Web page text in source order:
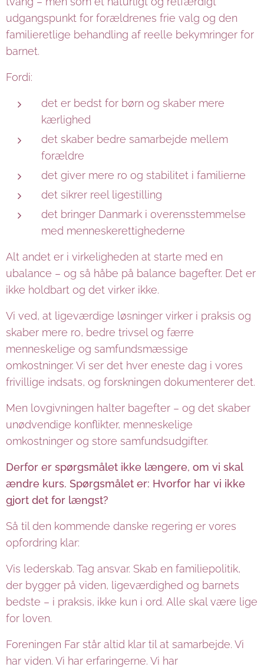
udgangspunkt for forældrenes frie valg og den
familieretlige behandling af reelle bekymringer for
barnet.
Fordi:
det er bedst for børn og skaber mere
kærlighed
det skaber bedre samarbejde mellem
forældre
det giver mere ro og stabilitet i familierne
det sikrer reel ligestilling
det bringer Danmark i overensstemmelse
med menneskerettighederne
Alt andet er i virkeligheden at starte med en
ubalance – og så håbe på balance bagefter. Det er
ikke holdbart og det virker ikke.
Vi ved, at ligeværdige løsninger virker i praksis og
skaber mere ro, bedre trivsel og færre
menneskelige og samfundsmæssige
omkostninger. Vi ser det hver eneste dag i vores
frivillige indsats, og forskningen dokumenterer det.
Men lovgivningen halter bagefter – og det skaber
unødvendige konflikter, menneskelige
omkostninger og store samfundsudgifter.
Derfor er spørgsmålet ikke længere, om vi skal
ændre kurs. Spørgsmålet er: Hvorfor har vi ikke
gjort det for længst?
Så til den kommende danske regering er vores
opfordring klar:
Vis lederskab. Tag ansvar. Skab en familiepolitik,
der bygger på viden, ligeværdighed og barnets
bedste – i praksis, ikke kun i ord. Alle skal være lige
for loven.
Foreningen Far står altid klar til at samarbejde. Vi
har viden. Vi har erfaringerne. Vi har